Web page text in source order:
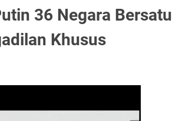
36 Negara Bersatu
Khusus